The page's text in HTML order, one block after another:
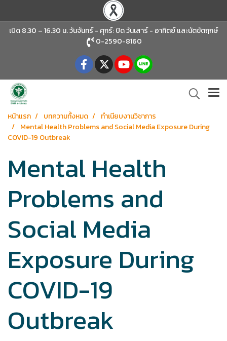
เปิด 8.30 – 16.30 น. วันจันทร์ - ศุกร์: ปิด วันเสาร์ - อาทิตย์และนัตขัตฤกษ์
0-2590-8160
หน้าแรก บทความทั้งหมด
ทำเนียบงานวิชาการ
Mental Health Problems and Social Media Exposure During
COVID-19 Outbreak
Mental Health
Problems and
Social Media
Exposure During
COVID-19
Outbreak